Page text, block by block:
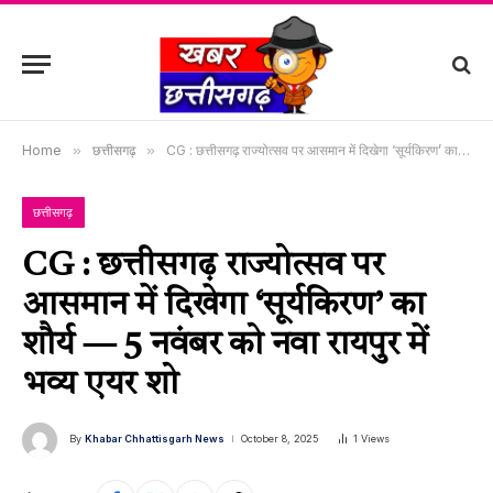
Home » छत्तीसगढ़ » CG : छत्तीसगढ़ राज्योत्सव पर आसमान में दिखेगा ‘सूर्यकिरण’ का शौर्य — 5 नवंबर को नवा रायपुर में भव्य एयर शो
छत्तीसगढ़
CG : छत्तीसगढ़ राज्योत्सव पर
आसमान में दिखेगा ‘सूर्यकिरण’ का
शौर्य — 5 नवंबर को नवा रायपुर में
भव्य एयर शो
By Khabar Chhattisgarh News October 8, 2025 1 Views